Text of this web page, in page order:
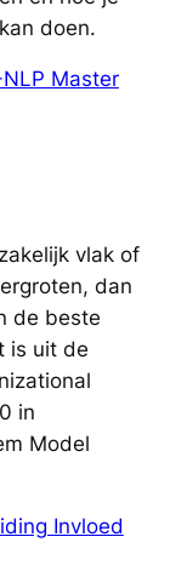
doen.
Master
vlak of
dan
de beste
is uit de
in
Model
Invloed